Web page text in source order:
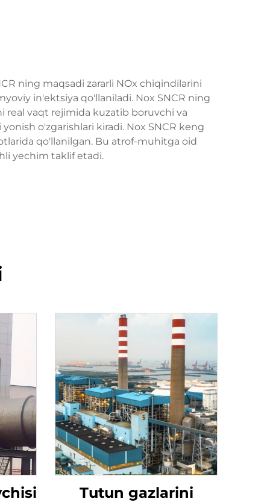
ning maqsadi zararli NOx chiqindilarini
in'ektsiya qo'llaniladi. Nox SNCR ning
real vaqt rejimida kuzatib boruvchi va
o'zgarishlari kiradi. Nox SNCR keng
qo'llanilgan. Bu atrof-muhitga oid
yechim taklif etadi.
Tutun gazlarini